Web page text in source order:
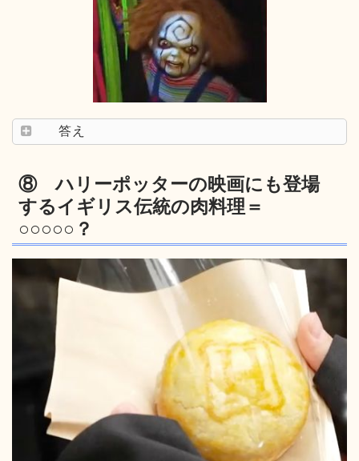
答え
⑧ ハリーポッターの映画にも登場
するイギリス伝統の肉料理＝
○○○○○？